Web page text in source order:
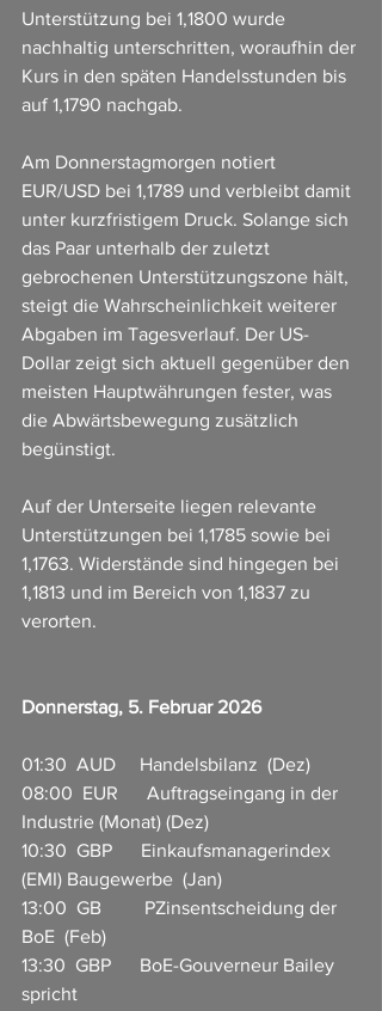
Unterstützung bei 1,1800 wurde
nachhaltig unterschritten, woraufhin der
Kurs in den späten Handelsstunden bis
auf 1,1790 nachgab.
Am Donnerstagmorgen notiert
EUR/USD bei 1,1789 und verbleibt damit
unter kurzfristigem Druck. Solange sich
das Paar unterhalb der zuletzt
gebrochenen Unterstützungszone hält,
steigt die Wahrscheinlichkeit weiterer
Abgaben im Tagesverlauf. Der US-
Dollar zeigt sich aktuell gegenüber den
meisten Hauptwährungen fester, was
die Abwärtsbewegung zusätzlich
begünstigt.
Auf der Unterseite liegen relevante
Unterstützungen bei 1,1785 sowie bei
1,1763. Widerstände sind hingegen bei
1,1813 und im Bereich von 1,1837 zu
verorten.
Donnerstag, 5. Februar 2026
01:30  AUD     Handelsbilanz  (Dez)
08:00  EUR      Auftragseingang in der
Industrie (Monat) (Dez)
10:30  GBP      Einkaufsmanagerindex
(EMI) Baugewerbe  (Jan)
13:00  GB         PZinsentscheidung der
BoE  (Feb)
13:30  GBP      BoE-Gouverneur Bailey
spricht